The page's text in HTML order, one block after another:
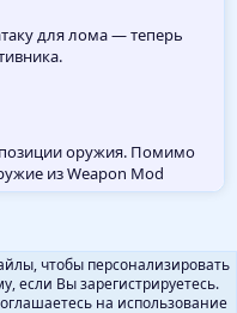
для лома — теперь
оружия. Помимо
из Weapon Mod
чтобы персонализировать
если Вы зарегистрируетесь.
на использование